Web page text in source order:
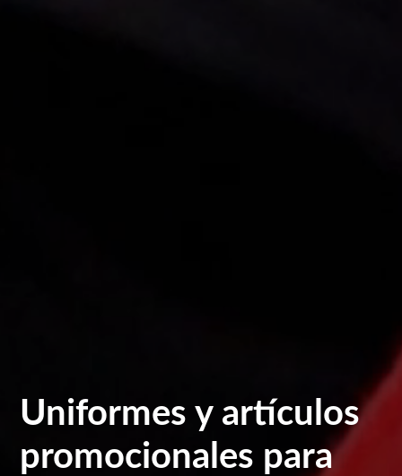
Uniformes y artículos
promocionales para